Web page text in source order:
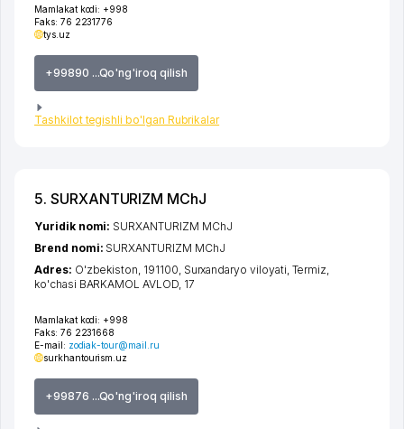
Mamlakat kodi: +998
Faks: 76 2231776
tys.uz
+99890 ...Qo'ng'iroq qilish
Tashkilot tegishli bo'lgan Rubrikalar
5. SURXANTURIZM MChJ
Mamlakat kodi: +998
Faks: 76 2231668
E-mail: zodiak-tour@mail.ru
surkhantourism.uz
+99876 ...Qo'ng'iroq qilish
Yuridik nomi: SURXANTURIZM MChJ
Brend nomi: SURXANTURIZM MChJ
Adres: O'zbekiston, 191100, Surxandaryo viloyati Termiz
ko'chasi BARKAMOL AVLOD, 17